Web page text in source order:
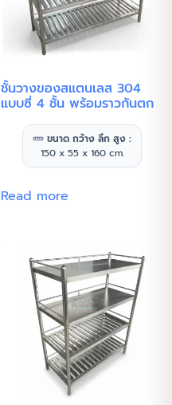
ชั้นวางของสแตนเลส 304
แบบซี่ 4 ชั้น พร้อมราวกันตก
ขนาด กว้าง ลึก สูง :
150 x 55 x 160 cm.
Read more